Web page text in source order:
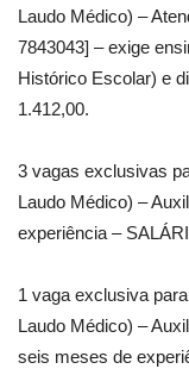
Laudo Médico) –
7843043] – exige
Histórico Escolar) e
1.412,00.
3 vagas exclusivas
Laudo Médico) –
experiência –
1 vaga exclusiva
Laudo Médico) –
seis meses de